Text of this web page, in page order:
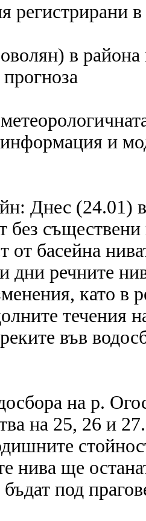
регистрирани в
в
и
Днес (24.01)
без
от басейна
дни речните
като в
течения
във
на р.
на 25, 26 и
нива ще
под